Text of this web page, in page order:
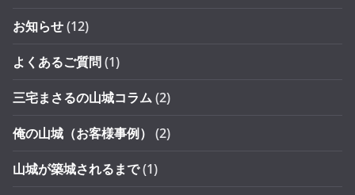
お知らせ(12)
よくあるご質問(1)
三宅まさるの山城コラム(2)
俺の山城（お客様事例） (2)
山城が築城されるまで(1)